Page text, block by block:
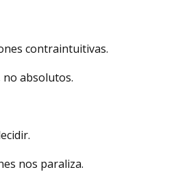
contraintuitivas.
no absolutos.
nos paraliza.